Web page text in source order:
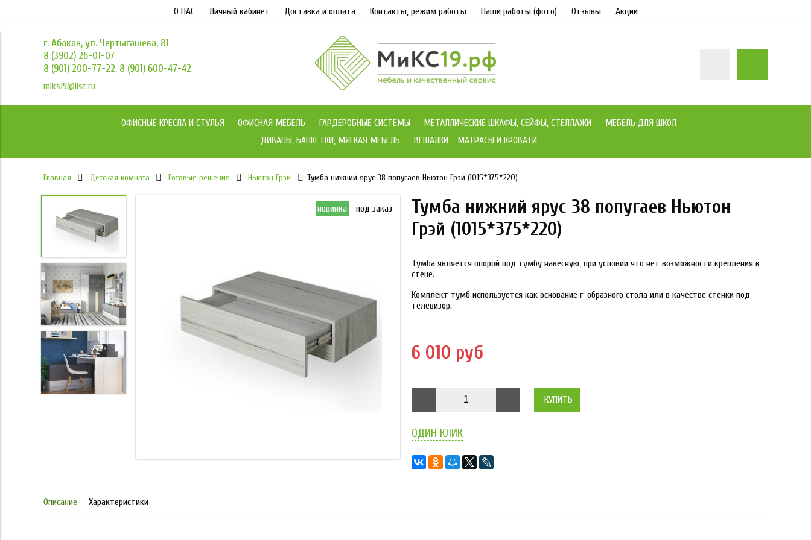
О НАС Личный кабинет Доставка и оплата Контакты, режим работы Наши работы (фото) Отзывы Акции
г. Абакан, ул. Чертыгашева, 81
8 (3902) 26-01-07
8 (901) 200-77-22, 8 (901) 600-47-42
miks19@list.ru
ОФИСНЫЕ КРЕСЛА И СТУЛЬЯ ОФИСНАЯ МЕБЕЛЬ ГАРДЕРОБНЫЕ СИСТЕМЫ МЕТАЛЛИЧЕСКИЕ ШКАФЫ, СЕЙФЫ, СТЕЛЛАЖИ
МЕБЕЛЬ ДЛЯ ШКОЛ
ДИВАНЫ, БАНКЕТКИ, МЯГКАЯ МЕБЕЛЬ
ВЕШАЛКИ МАТРАСЫ И КРОВАТИ
Главная Детская комната Готовые решения Ньютон Грэй Тумба нижний ярус 38 попугаев Ньютон Грэй (1015*375*220)
новинка под заказ новинка под заказ
Тумба нижний ярус 38 попугаев Ньютон
Грэй (1015*375*220)
Тумба является опорой под тумбу навесную, при условии что нет возможности крепления к
стене.
Комплект тумб используется как основание г-образного стола или в качестве стенки под
телевизор.
6 010 руб
КУПИТЬ
ОДИН КЛИК
Описание Характеристики